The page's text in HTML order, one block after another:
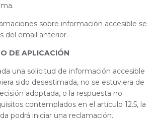
sobre información accesible se
del email anterior.
DE APLICACIÓN
una solicitud de información accesible
sido desestimada, no se estuviera de
adoptada, o la respuesta no
contemplados en el artículo 12.5, la
podrá iniciar una reclamación.